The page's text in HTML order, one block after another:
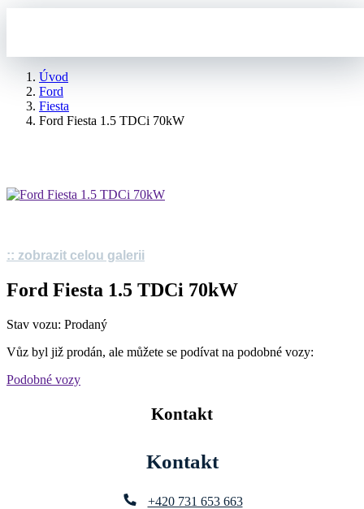
Úvod
Ford
Fiesta
Ford Fiesta 1.5 TDCi 70kW
:: zobrazit celou galerii
Ford Fiesta 1.5 TDCi 70kW
Stav vozu: Prodaný
Vůz byl již prodán, ale můžete se podívat na podobné vozy:
Podobné vozy
Kontakt
Kontakt
+420 731 653 663